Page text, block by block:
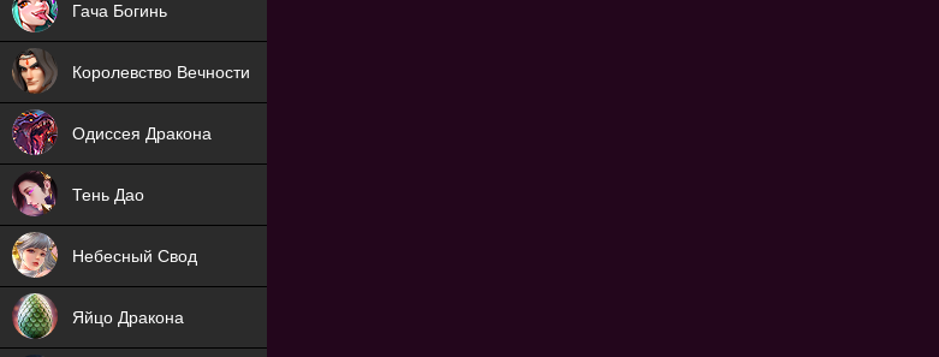
Гача Богинь
Королевство Вечности
NEW
Одиссея Дракона
NEW
Тень Дао
NEW
Небесный Свод
NEW
Яйцо Дракона
NEW
NEW